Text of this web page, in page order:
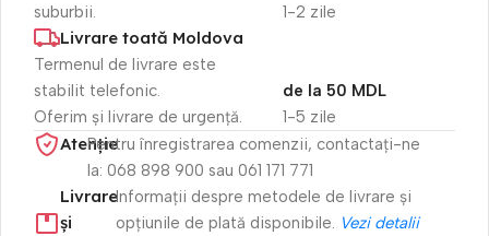
suburbii.
1-2 zile
Livrare toată Moldova
Termenul de livrare este
stabilit telefonic.
Oferim și livrare de urgență.
1-5 zile
de la 50 MDL
Atenție​Pentru înregistrarea comenzii, contactați-ne
la: 068 898 900 sau 061 171 771
Livrare
și
Informații despre metodele de livrare și
opțiunile de plată disponibile. Vezi detalii